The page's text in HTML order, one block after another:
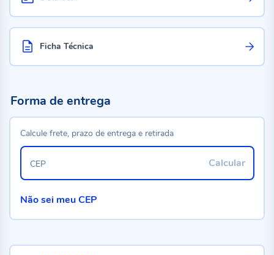
Ficha Técnica
Forma de entrega
Calcule frete, prazo de entrega e retirada
Calcular
CEP
Não sei meu CEP